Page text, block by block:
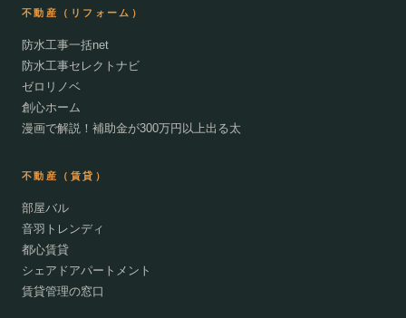
不動産（リフォーム）
防水工事一括net
防水工事セレクトナビ
ゼロリノベ
創心ホーム
漫画で解説！補助金が300万円以上出る太
不動産（賃貸）
部屋バル
音羽トレンディ
都心賃貸
シェアドアパートメント
賃貸管理の窓口